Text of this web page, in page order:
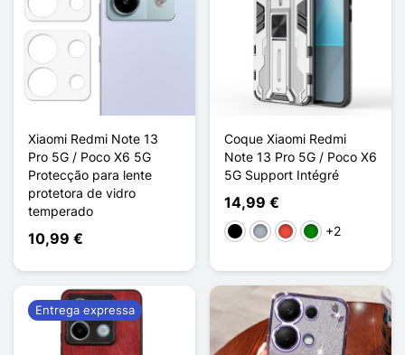
Xiaomi Redmi Note 13
Pro 5G / Poco X6 5G
Protecção para lente
protetora de vidro
temperado
10,99 €
Coque Xiaomi Redmi
Note 13 Pro 5G / Poco X6
5G Support Intégré
14,99 €
PretoCinzentoVermelho
Verde
+2
Entrega expressa